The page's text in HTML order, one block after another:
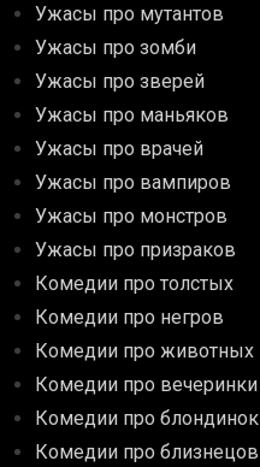
Ужасы про мутантов
Ужасы про зомби
Ужасы про зверей
Ужасы про маньяков
Ужасы про врачей
Ужасы про вампиров
Ужасы про монстров
Ужасы про призраков
Комедии про толстых
Комедии про негров
Комедии про животных
Комедии про вечеринки
Комедии про блондинок
Комедии про близнецов